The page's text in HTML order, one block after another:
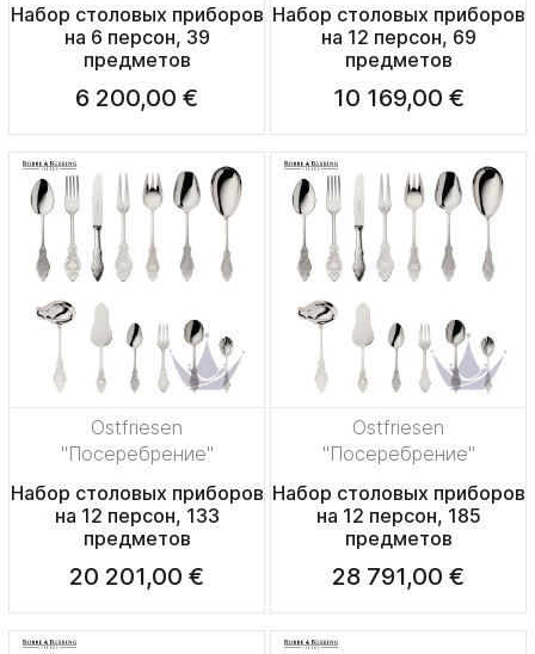
Набор столовых приборов
на 6 персон, 39
предметов
6 200,00 €
Набор столовых приборов
на 12 персон, 69
предметов
10 169,00 €
Ostfriesen
"Посеребрение"
Набор столовых приборов
на 12 персон, 133
предметов
20 201,00 €
Ostfriesen
"Посеребрение"
Набор столовых приборов
на 12 персон, 185
предметов
28 791,00 €